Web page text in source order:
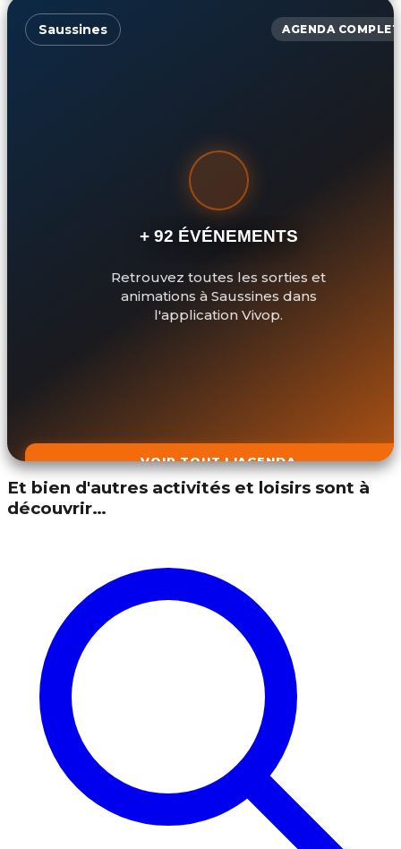
Saussines AGENDA COMPLET
+ 92 ÉVÉNEMENTS
Retrouvez toutes les sorties et
animations à Saussines dans
l'application Vivop.
VOIR TOUT L'AGENDA
Et bien d'autres activités et loisirs sont à
découvrir…